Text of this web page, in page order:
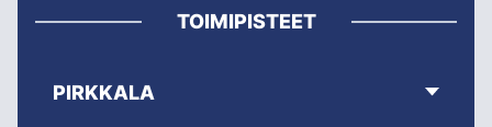
TOIMIPISTEET
PIRKKALA